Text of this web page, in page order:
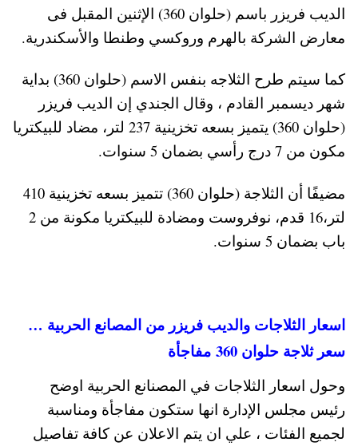
الديب فريزر باسم (حلوان 360) الإثنين المقبل فى
معارض الشركة بالهرم وروكسي وطنطا والأسكندرية.
كما سيتم طرح الثلاجه بنفس الاسم (حلوان 360) بداية
شهر ديسمبر القادم ، وقال الجندي إن الديب فريزر
(حلوان 360) يتميز بسعه تخزينية 237 لتر، مضاد للبيكتريا
مكون من 7 درج رأسي بضمان 5 سنوات.
مضيفًا أن الثلاجة (حلوان 360) تتميز بسعه تخزينية 410
لتر،16 قدم، نوفروست ومضادة للبيكتريا مكونة من 2
باب بضمان 5 سنوات.
اسعار الثلاجات والديب فريزر من المصانع الحربية …
سعر ثلاجة حلوان 360 مفاجأة
وحول اسعار الثلاجات في المصنانع الحربية اوضح
رئيس مجلس الإدارة انها ستكون مفاجأة ومناسبة
لجميع الفئات ، علي ان يتم الاعلان عن كافة تفاصيل